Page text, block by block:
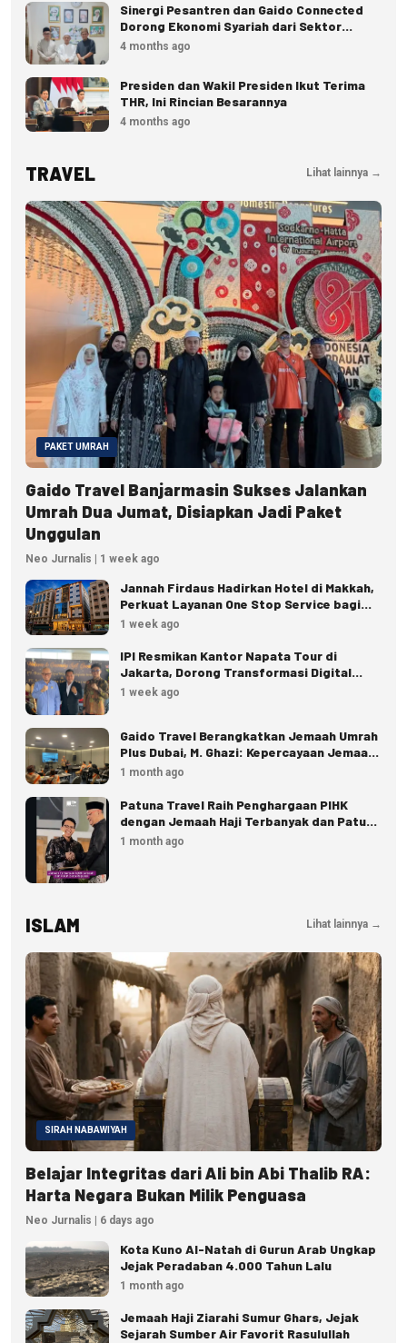
Sinergi Pesantren dan Gaido Connected
Dorong Ekonomi Syariah dari Sektor
Pangan
4 months ago
Presiden dan Wakil Presiden Ikut Terima
THR, Ini Rincian Besarannya
4 months ago
TRAVEL Lihat lainnya →
PAKET UMRAH
Gaido Travel Banjarmasin Sukses Jalankan
Umrah Dua Jumat, Disiapkan Jadi Paket
Unggulan
Neo Jurnalis | 1 week ago
Jannah Firdaus Hadirkan Hotel di Makkah,
Perkuat Layanan One Stop Service bagi
Jemaah
1 week ago
IPI Resmikan Kantor Napata Tour di
Jakarta, Dorong Transformasi Digital
Pariwisata
1 week ago
Gaido Travel Berangkatkan Jemaah Umrah
Plus Dubai, M. Ghazi: Kepercayaan Jemaah
Terus Meningkat
1 month ago
Patuna Travel Raih Penghargaan PIHK
dengan Jemaah Haji Terbanyak dan Patuh
Regulasi
1 month ago
ISLAM Lihat lainnya →
SIRAH NABAWIYAH
Belajar Integritas dari Ali bin Abi Thalib RA:
Harta Negara Bukan Milik Penguasa
Neo Jurnalis | 6 days ago
Kota Kuno Al-Natah di Gurun Arab Ungkap
Jejak Peradaban 4.000 Tahun Lalu
1 month ago
Jemaah Haji Ziarahi Sumur Ghars, Jejak
Sejarah Sumber Air Favorit Rasulullah